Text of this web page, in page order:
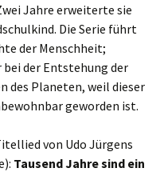
Jahre erweiterte sie
Die Serie führt
der Menschheit;
der Entstehung der
des Planeten, weil dieser
geworden ist.
von Udo Jürgens
Tausend Jahre sind ein